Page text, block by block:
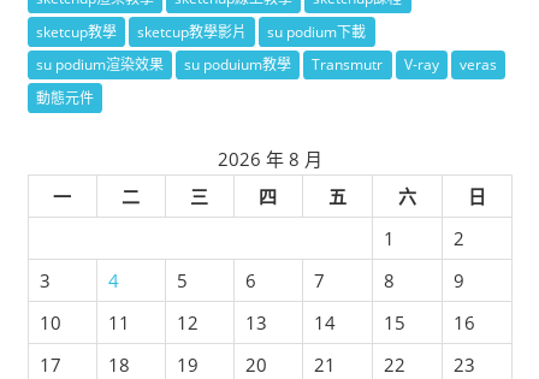
sketcup教學
sketcup教學影片
su podium下載
su podium渲染效果
su poduium教學 Transmutr V-ray
veras
動態元件
2026 年 8 月
一
二 三 四 五 六
日
1
2
3
4 5 6 7 8
9
10
11 12 13 14 15
16
17
18 19 20 21 22
23